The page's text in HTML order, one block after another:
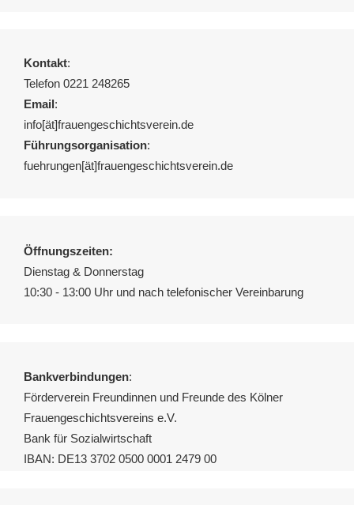
Kontakt:
Telefon 0221 248265
Email:
info[ät]frauengeschichtsverein.de
Führungsorganisation:
fuehrungen[ät]frauengeschichtsverein.de
Öffnungszeiten:
Dienstag & Donnerstag
10:30 - 13:00 Uhr und nach telefonischer Vereinbarung
Bankverbindungen:
Förderverein Freundinnen und Freunde des Kölner
Frauengeschichtsvereins e.V.
Bank für Sozialwirtschaft
IBAN: DE13 3702 0500 0001 2479 00